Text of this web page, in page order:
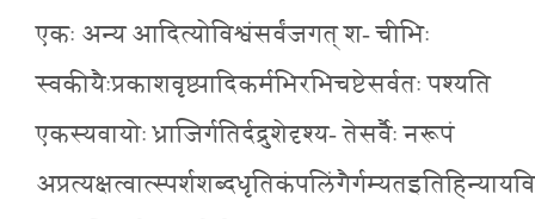
एकः अन्य आदित्योविश्वंसर्वंजगत् श- चीभिः
स्वकीयैःप्रकाशवृष्ट्यादिकर्मभिरभिचष्टेसर्वतः पश्यति
एकस्यवायोः ध्राजिर्गतिर्दद्रुशेदृश्य- तेसर्वैः नरूपं